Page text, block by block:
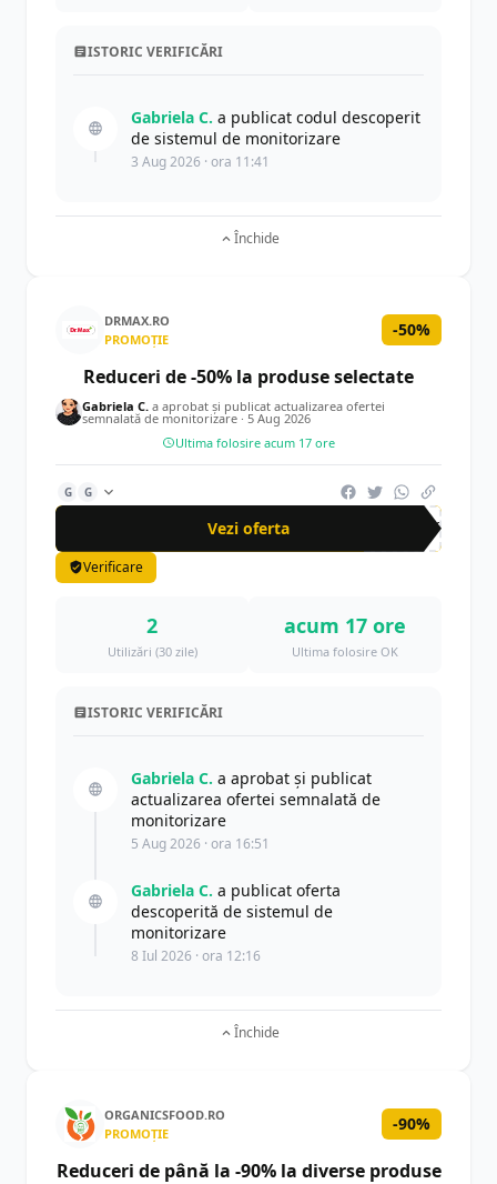
ISTORIC VERIFICĂRI
Gabriela C. a publicat codul descoperit
de sistemul de monitorizare
3 Aug 2026 · ora 11:41
Închide
DRMAX.RO
PROMOȚIE
-50%
Reduceri de -50% la produse selectate
Gabriela C. a aprobat și publicat actualizarea ofertei
semnalată de monitorizare · 5 Aug 2026
Ultima folosire acum 17 ore
G G
Vezi oferta -50%
Verificare
2
Utilizări (30 zile)
acum 17 ore
Ultima folosire OK
ISTORIC VERIFICĂRI
Gabriela C. a aprobat și publicat
actualizarea ofertei semnalată de
monitorizare
5 Aug 2026 · ora 16:51
Gabriela C. a publicat oferta
descoperită de sistemul de
monitorizare
8 Iul 2026 · ora 12:16
Închide
ORGANICSFOOD.RO
PROMOȚIE
-90%
Reduceri de până la -90% la diverse produse